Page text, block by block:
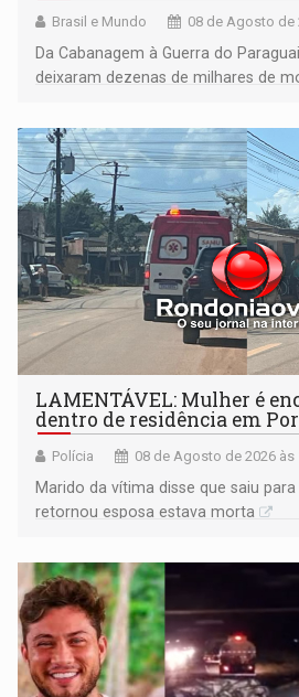
Brasil e Mundo 08 de Agosto de
Da Cabanagem à Guerra do
deixaram dezenas de milhares de
territoriais e sociais
LAMENTÁVEL: Mulher é
dentro de residência em
Polícia 08 de Agosto de 2026 às
Marido da vítima disse que saiu
retornou esposa estava morta